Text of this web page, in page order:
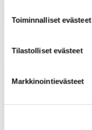
Toiminnalliset evästeet
Tilastolliset evästeet
Markkinointievästeet
Muut ostivat myös